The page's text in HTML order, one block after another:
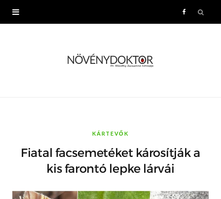
o
KÁRTEVŐK
Fiatal facsemetéket károsítják a
kis farontó lepke lárvái